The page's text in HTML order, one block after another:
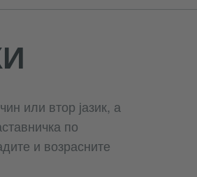
или втор јазик, а
по
и возрасните